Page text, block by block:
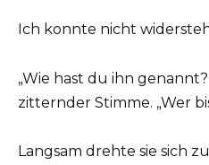
Ich konnte nicht
„Wie hast du ihn
zitternder Stimme. „Wer
Langsam drehte sie sich